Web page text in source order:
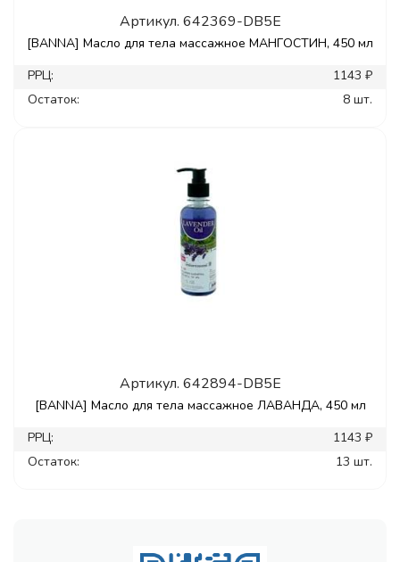
Артикул. 642369-DB5E
[BANNA] Масло для тела массажное МАНГОСТИН, 450 мл
РРЦ:
1143 ₽
Остаток:
8 шт.
Артикул. 642894-DB5E
[BANNA] Масло для тела массажное ЛАВАНДА, 450 мл
РРЦ:
1143 ₽
Остаток:
13 шт.